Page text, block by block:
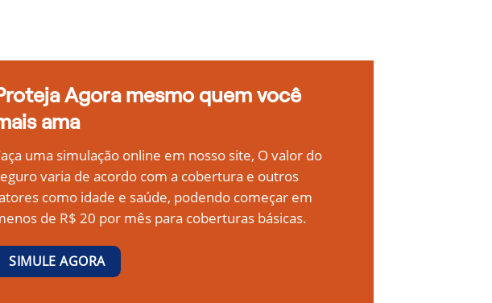
Agora mesmo quem você
ama
uma simulação online em nosso site, O valor do
varia de acordo com a cobertura e outros
como idade e saúde, podendo começar em
de R$ 20 por mês para coberturas básicas.
SIMULE AGORA